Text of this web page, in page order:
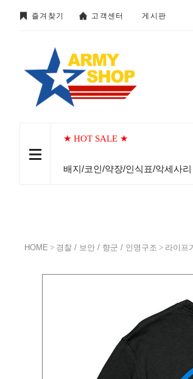
즐겨찾기 고객센터 게시판
★ HOT SALE ★
배지/코인/약장/인식표/악세사리
HOME > 경찰 / 보안 / 향군 / 인명구조 > 라이프